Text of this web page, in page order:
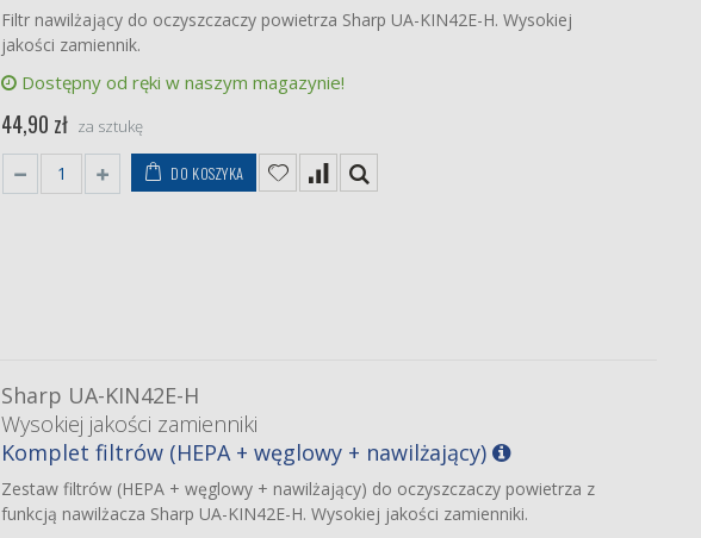
Filtr nawilżający do oczyszczaczy powietrza Sharp UA-KIN42E-H. Wysokiej
jakości zamiennik.
Dostępny od ręki w naszym magazynie!
44,90 zł za sztukę
DO KOSZYKA
Sharp UA-KIN42E-H
Wysokiej jakości zamienniki
Komplet filtrów (HEPA + węglowy + nawilżający)
Zestaw filtrów (HEPA + węglowy + nawilżający) do oczyszczaczy powietrza z
funkcją nawilżacza Sharp UA-KIN42E-H. Wysokiej jakości zamienniki.